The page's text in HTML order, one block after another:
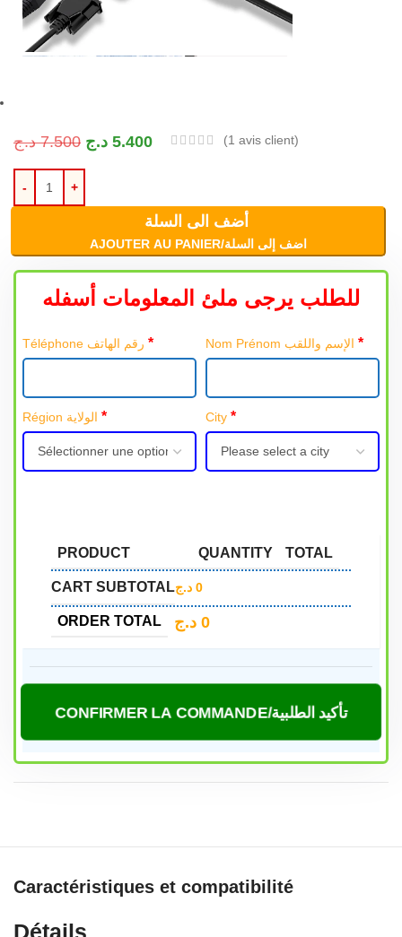
7.500 د.ج 5.400 د.ج (1 avis client)
أضف الى السلة
AJOUTER AU PANIER/اضف إلى السلة
للطلب يرجى ملئ المعلومات أسفله
Téléphone رقم الهاتف* *
Région الولاية* City *
PRODUCT QUANTITY TOTAL
CART SUBTOTAL 0 د.ج
ORDER TOTAL 0 د.ج
CONFIRMER LA COMMANDE/تأكيد الطلبية
Caractéristiques et compatibilité
Détails